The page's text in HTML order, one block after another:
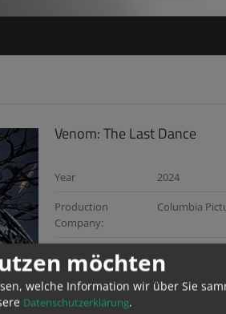
Venom: The Last Dance
Year 2024
Production
Company:
Columbia
Director:
Services: Digital
möchten
welche Information wir über Sie
Datenschutzerklärung.